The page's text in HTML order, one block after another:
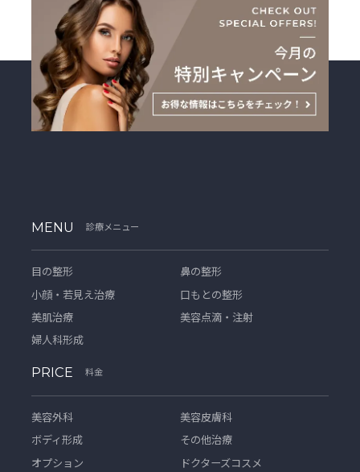
MENU 診療メニュー
目の整形
鼻の整形
小顔・若見え治療
口もとの整形
美肌治療
美容点滴・注射
婦人科形成
PRICE 料金
美容外科
美容皮膚科
ボディ形成
その他治療
オプション
ドクターズコスメ